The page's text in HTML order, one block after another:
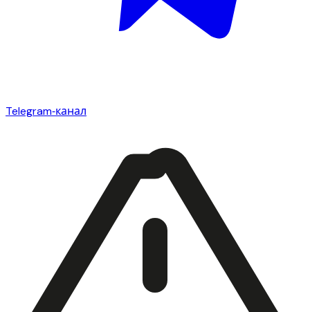
Telegram‑канал